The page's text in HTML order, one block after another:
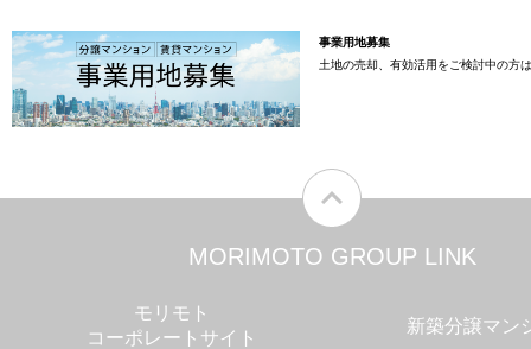
事業用地募集
土地の売却、有効活用をご検討中の方
MORIMOTO GROUP LINK
モリモト
コーポレートサイト
新築分譲マン